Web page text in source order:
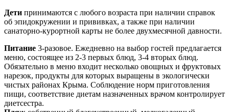
Дети принимаются с любого возраста при наличии справок
об эпидокружении и прививках, а также при наличии
санаторно-курортной карты не более двухмесячной давности.
Питание 3-разовое. Ежедневно на выбор гостей предлагается
меню, состоящее из 2-3 первых блюд, 3-4 вторых блюд.
Обязательно в меню входит несколько овощных и фруктовых
нарезок, продукты для которых выращены в экологически
чистых районах Крыма. Соблюдение норм приготовления
пищи, соответствие диетам назначенных врачом контролирует
диетсестра.